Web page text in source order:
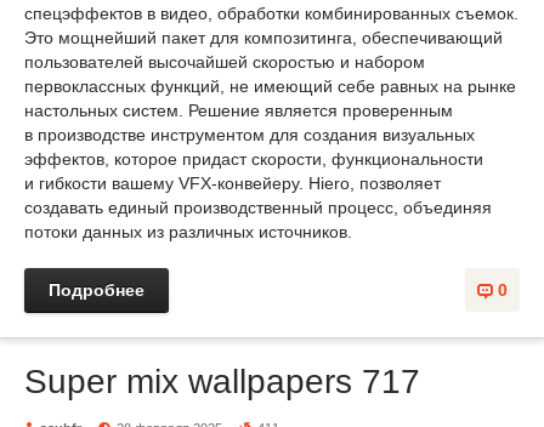
спецэффектов в видео, обработки комбинированных съемок.
Это мощнейший пакет для композитинга, обеспечивающий
пользователей высочайшей скоростью и набором
первоклассных функций, не имеющий себе равных на рынке
настольных систем. Решение является проверенным
в производстве инструментом для создания визуальных
эффектов, которое придаст скорости, функциональности
и гибкости вашему VFX-конвейеру. Hiero, позволяет
создавать единый производственный процесс, объединяя
потоки данных из различных источников.
0
Подробнее
Super mix wallpapers 717